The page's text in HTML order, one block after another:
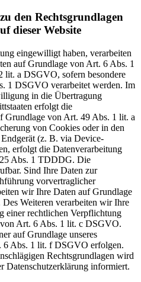
den Rechtsgrundlagen
dieser Website
eingewilligt haben, verarbeiten
auf Grundlage von Art. 6 Abs. 1
a DSGVO, sofern besondere
1 DSGVO verarbeitet werden. Im
in die Übertragung
erfolgt die
Grundlage von Art. 49 Abs. 1 lit. a
von Cookies oder in den
(z. B. via Device-
erfolgt die Datenverarbeitung
Abs. 1 TDDDG. Die
Sind Ihre Daten zur
vorvertraglicher
wir Ihre Daten auf Grundlage
Weiteren verarbeiten wir Ihre
einer rechtlichen Verpflichtung
Art. 6 Abs. 1 lit. c DSGVO.
auf Grundlage unseres
6 Abs. 1 lit. f DSGVO erfolgen.
Rechtsgrundlagen wird
Datenschutzerklärung informiert.